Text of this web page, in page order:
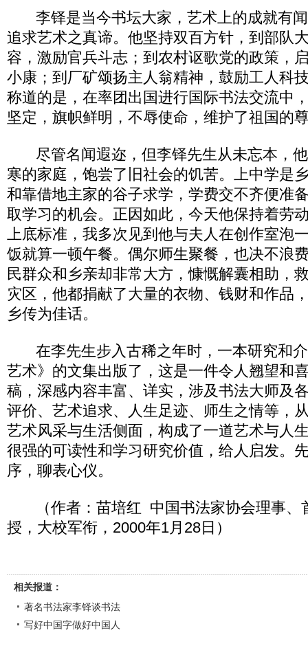
李铎是当今书坛大家，艺术上的成就有闻
追求艺术之真谛。他坚持双百方针，到部队
容，激励官兵斗志；到农村讴歌党的政策，
小康；到厂矿颂扬主人翁精神，鼓励工人科
称道的是，在率团出国进行国际书法交流中
坚定，旗帜鲜明，不辱使命，维护了祖国的
尽管名闻遐迩，但李铎先生从未忘本，他
寒的家庭，饱尝了旧社会的饥苦。上中学是
和靠借地主家的谷子求学，学费交不齐便准
取学习的机会。正因如此，今天他保持着劳
上底标准，我多次见到他与夫人在创作室泡
饭就算一顿午餐。偶尔师生聚餐，也决不浪
民群众和乡亲却非常大方，慷慨解囊相助，
灾区，他都捐献了大量的衣物、钱财和作品
乡传为佳话。
在李先生步入古稀之年时，一本研究和介
艺术》的文集出版了，这是一件令人翘望和
稿，深感内容丰富、详实，涉及书法大师及
评价、艺术追求、人生足迹、师生之情等，
艺术风采与生活侧面，构成了一道艺术与人
很强的可读性和学习研究价值，给人启发。
序，聊表心仪。
（作者：苗培红 中国书法家协会理事、
授，大校军衔，2000年1月28日）
相关报道：
著名书法家李铎谈书法
写好中国字做好中国人